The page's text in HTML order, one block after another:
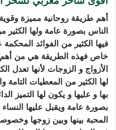
أهم طريقة روحانية مميزة
الناس بصورة عامة ولها الكثير
فيها الكثير من الفوائد
خاص فهذه الطريقة هي من أهم
الأزواج و الزوجات لأنها تعدل
لها الكثير من المعطيات التامة
بها و عليها و يكون لها التميز
بصورة عامة ويقبل عليها
المحبة بينها وبين زوجها